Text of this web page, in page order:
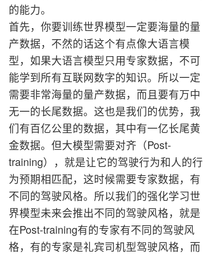
的能力。
首先，你要训练世界模型一定要海量的量
产数据，不然的话这个有点像大语言模
型，如果大语言模型只用专家数据，不可
能学到所有互联网数字的知识。所以一定
需要非常海量的量产数据，而且要有万中
无一的长尾数据。这也是我们的优势，我
们有百亿公里的数据，其中有一亿长尾黄
金数据。但大模型需要对齐（Post-
training），就是让它的驾驶行为和人的行
为预期相匹配，这时候需要专家数据，有
不同的驾驶风格。所以我们的强化学习世
界模型未来会推出不同的驾驶风格，就是
在Post-training有的专家有不同的驾驶风
格，有的专家是礼宾司机型驾驶风格，而